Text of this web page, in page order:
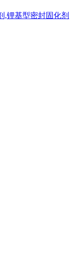
,锂基型密封固化剂